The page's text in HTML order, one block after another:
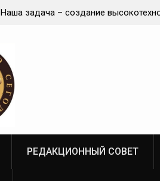
Наша задача – создание
РЕДАКЦИОННЫЙ СОВЕТ